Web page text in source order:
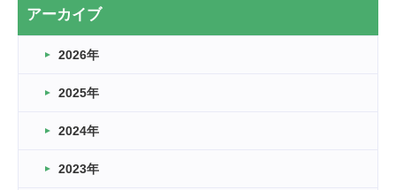
2026.03.20
なぎなた
2026.03.16
車いすバスケとRくんのお話
卒業・卒園の季節★
アーカイブ
2026年
2025年
2024年
2023年